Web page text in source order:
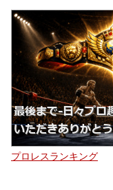
プロレスランキング